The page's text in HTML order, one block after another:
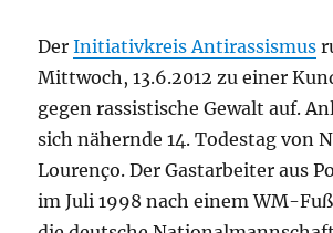
DerInitiativkreis Antirassismus
Mittwoch, 13.6.2012 zu einer
gegen rassistische Gewalt auf.
sich nähernde 14. Todestag von
Lourenço. Der Gastarbeiter aus
im Juli 1998 nach einem WM-